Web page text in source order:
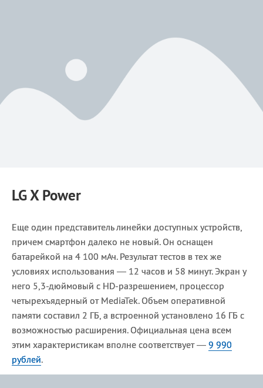
LG X Power
Еще один представитель линейки доступных устройств,
причем смартфон далеко не новый. Он оснащен
батарейкой на 4 100 мАч. Результат тестов в тех же
условиях использования — 12 часов и 58 минут. Экран у
него 5,3-дюймовый с HD-разрешением, процессор
четырехъядерный от MediaTek. Объем оперативной
памяти составил 2 ГБ, а встроенной установлено 16 ГБ с
возможностью расширения. Официальная цена всем
этим характеристикам вполне соответствует — 9 990
рублей.